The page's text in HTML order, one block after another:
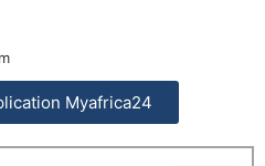
Myafrica24